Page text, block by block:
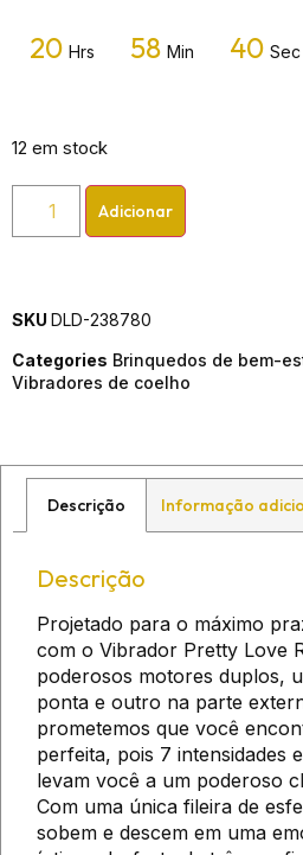
20 Hrs 58 Min 40 Sec
12 em stock
Adicionar
SKU DLD-238780
Categories Brinquedos de bem-
Vibradores de coelho
Descrição Informação
Descrição
Projetado para o máximo
com o Vibrador Pretty Love
poderosos motores duplos,
ponta e outro na parte
prometemos que você
perfeita, pois 7 intensidades
levam você a um poderoso
Com uma única fileira de
sobem e descem em uma